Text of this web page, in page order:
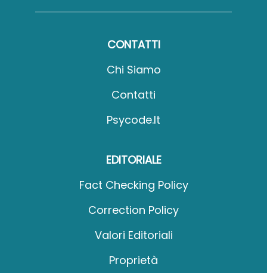
CONTATTI
Chi Siamo
Contatti
Psycode.it
EDITORIALE
Fact Checking Policy
Correction Policy
Valori Editoriali
Proprietà